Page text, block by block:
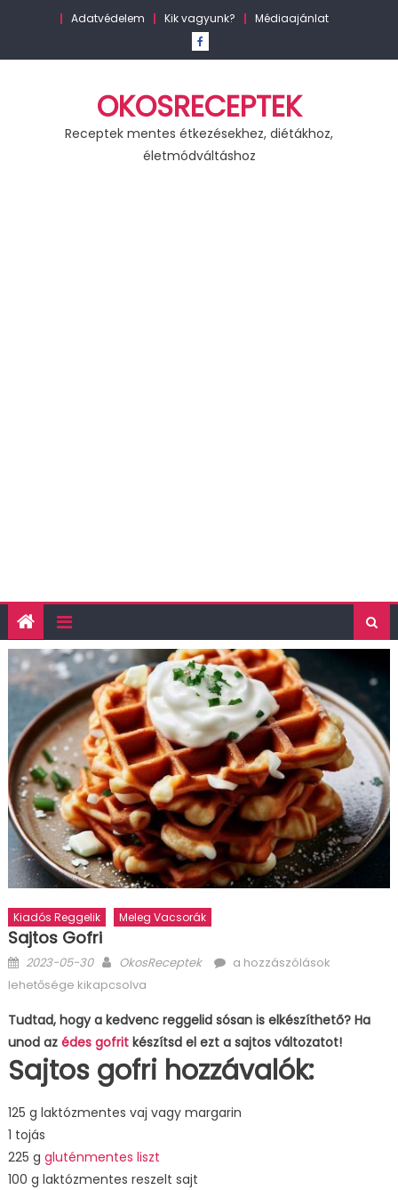
Adatvédelem Kik vagyunk? Médiaajánlat
OKOSRECEPTEK
Receptek mentes étkezésekhez, diétákhoz,
életmódváltáshoz
Kiadós Reggelik Meleg Vacsorák
Sajtos Gofri
Posted
on
2023-05-30 Author
OkosReceptek
Sajtos
a hozzászólások
lehetősége kikapcsolva
Tudtad, hogy a kedvenc reggelid sósan is elkészíthető? Ha
unod az édes gofritkészítsd el ezt a sajtos változatot!
Sajtos gofri hozzávalók:
125 g laktózmentes vaj vagy margarin
1 tojás
225 g gluténmentes liszt
100 g laktózmentes reszelt sajt